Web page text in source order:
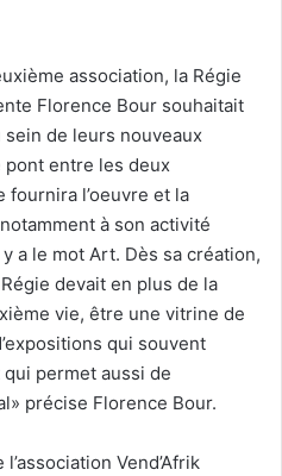
association, la Régie
Florence Bour souhaitait
de leurs nouveaux
pont entre les deux
fournira l’oeuvre et la
à son activité
a le mot Art. Dès sa création,
devait en plus de la
vie, être une vitrine de
qui souvent
permet aussi de
précise Florence Bour.
Vend’Afrik